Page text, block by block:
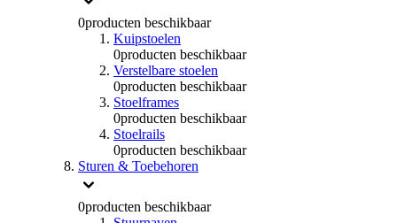
0producten beschikbaar
Kuipstoelen
0producten beschikbaar
Verstelbare stoelen
0producten beschikbaar
Stoelframes
0producten beschikbaar
Stoelrails
0producten beschikbaar
Sturen & Toebehoren
0producten beschikbaar